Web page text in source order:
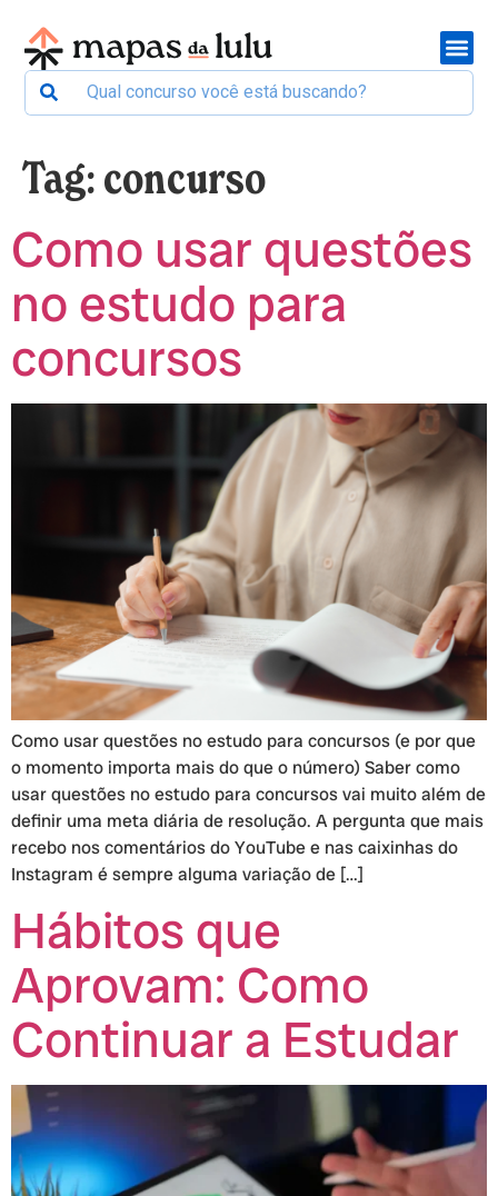
Tag:concurso
Como usar questões
no estudo para
concursos
Como usar questões no estudo para concursos (e por que
o momento importa mais do que o número) Saber como
usar questões no estudo para concursos vai muito além de
definir uma meta diária de resolução. A pergunta que mais
recebo nos comentários do YouTube e nas caixinhas do
Instagram é sempre alguma variação de […]
Hábitos que
Aprovam: Como
Continuar a Estudar